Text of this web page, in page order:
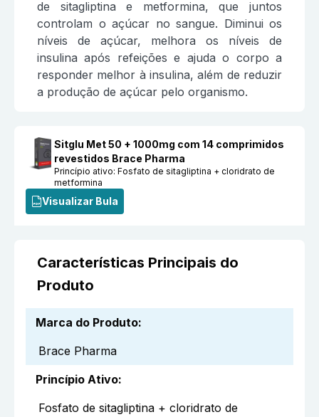
de sitagliptina e metformina, que juntos
controlam o açúcar no sangue. Diminui os
níveis de açúcar, melhora os níveis de
insulina após refeições e ajuda o corpo a
responder melhor à insulina, além de reduzir
a produção de açúcar pelo organismo.
Sitglu Met 50 + 1000mg com 14 comprimidos
revestidos Brace Pharma
Princípio ativo:Fosfato de sitagliptina + cloridrato de
metformina
Visualizar Bula
Características Principais do
Produto
Marca do Produto:
Brace Pharma
Princípio Ativo:
Fosfato de sitagliptina + cloridrato de